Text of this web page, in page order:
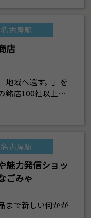
名古屋駅
店
地域へ還す。」を
銘店100社以上…
名古屋駅
魅力発信ショッ
ごみゃ
まで新しい何かが